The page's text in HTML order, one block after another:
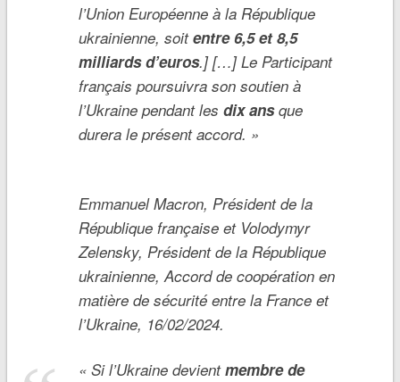
l’Union Européenne à la République
ukrainienne, soitentre 6,5 et 8,5
milliards d’euros.] […] Le Participant
français poursuivra son soutien à
l’Ukraine pendant les dix ansque
durera le présent accord. »
Emmanuel Macron, Président de la
République française et Volodymyr
Zelensky, Président de la République
ukrainienne, Accord de coopération en
matière de sécurité entre la France et
l’Ukraine, 16/02/2024.
« Si l’Ukraine devientmembre de